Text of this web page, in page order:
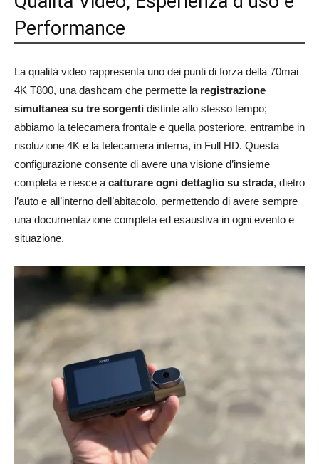
Performance
La qualità video rappresenta uno dei punti di forza della 70mai
4K T800, una dashcam che permette la registrazione
simultanea su tre sorgenti distinte allo stesso tempo;
abbiamo la telecamera frontale e quella posteriore, entrambe in
risoluzione 4K e la telecamera interna, in Full HD. Questa
configurazione consente di avere una visione d’insieme
completa e riesce acatturare ogni dettaglio su strada, dietro
l’auto e all’interno dell’abitacolo, permettendo di avere sempre
una documentazione completa ed esaustiva in ogni evento e
situazione.